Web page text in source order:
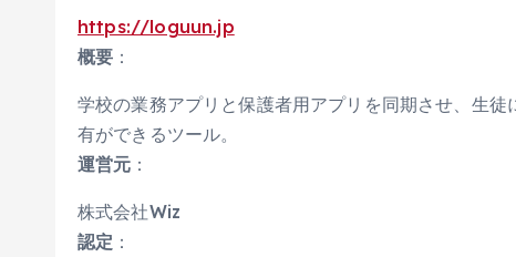
https://loguun.jp
概要 ：
学校の業務アプリと保護者用アプリを同期させ、生
有ができるツール。
運営元 ：
株式会社Wiz
認定 ：